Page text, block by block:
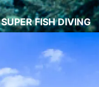
SUPER FISH DIVING